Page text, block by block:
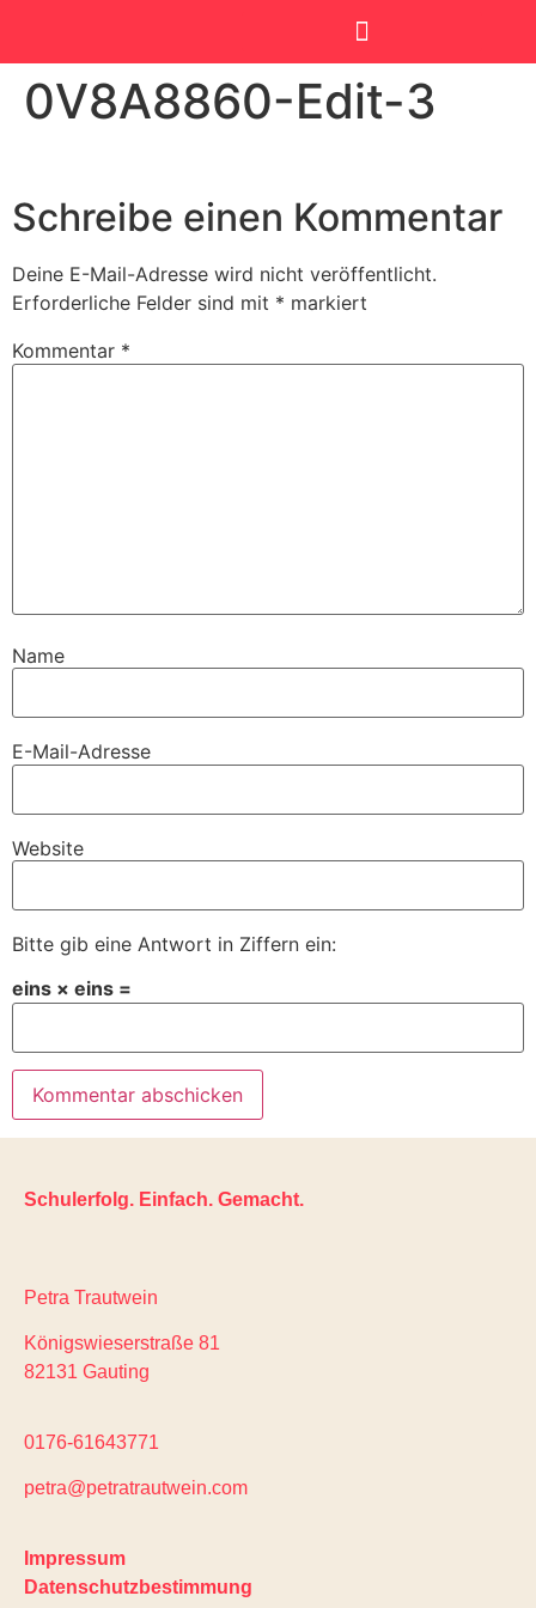
0V8A8860-Edit-3
Schreibe einen Kommentar
Deine E-Mail-Adresse wird nicht veröffentlicht.
Erforderliche Felder sind mit * markiert
Kommentar *
Name
E-Mail-Adresse
Website
Bitte gib eine Antwort in Ziffern ein:
eins × eins =
Schulerfolg. Einfach. Gemacht.
Petra Trautwein
Königswieserstraße 81
82131 Gauting
0176-61643771
petra@petratrautwein.com
Impressum
Datenschutzbestimmung